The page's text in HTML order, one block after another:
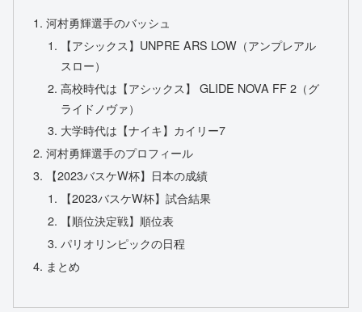
河村勇輝選手のバッシュ
【アシックス】UNPRE ARS LOW（アンプレアル
スロー）
高校時代は【アシックス】 GLIDE NOVA FF 2（グ
ライドノヴァ）
大学時代は【ナイキ】カイリー7
河村勇輝選手のプロフィール
【2023バスケW杯】日本の成績
【2023バスケW杯】試合結果
【順位決定戦】順位表
パリオリンピックの日程
まとめ